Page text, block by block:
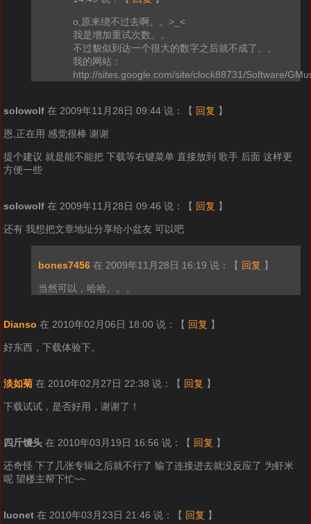
o,原来绕不过去啊。。>_<
我是增加重试次数。。
不过貌似到达一个很大的数字之后就不成了。。
我的网站：
http://sites.google.com/site/clock88731/Software/
solowolf 在 2009年11月28日 09:44 说： 【 回复 】
恩,正在用 感觉很棒 谢谢
提个建议 就是能不能把 下载等右键菜单 直接放到 歌手 后面 这样更
方便一些
solowolf 在 2009年11月28日 09:46 说： 【 回复 】
还有 我想把文章地址分享给小盆友 可以吧
bones7456 在 2009年11月28日 16:19 说： 【 回复 】
当然可以，哈哈。。。
Dianso 在 2010年02月06日 18:00 说： 【 回复 】
好东西，下载体验下。
淡如菊 在 2010年02月27日 22:38 说： 【 回复 】
下载试试，是否好用，谢谢了！
四斤馒头 在 2010年03月19日 16:56 说： 【 回复 】
还奇怪 下了几张专辑之后就不行了 输了连接进去就没反应了 为虾米
呢 望楼主帮下忙~~
luonet 在 2010年03月23日 21:46 说： 【 回复 】